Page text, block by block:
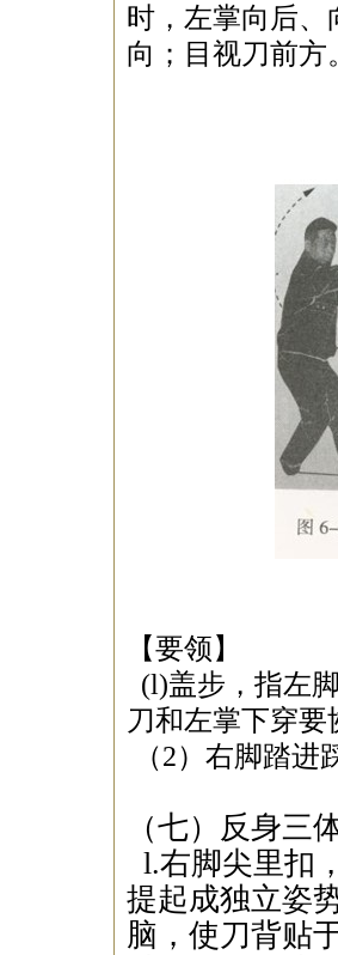
时，左掌向后
向；目视刀前方
【要领】
(l)盖步，指左
刀和左掌下穿要
（2）右脚踏进
（七）反身三
l.右脚尖里扣
提起成独立姿
脑，使刀背贴